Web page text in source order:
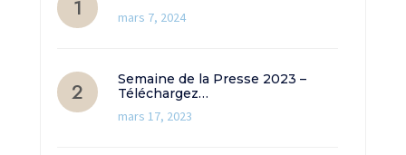
mars 7, 2024
Semaine de la Presse 2023 –
Téléchargez…
mars 17, 2023